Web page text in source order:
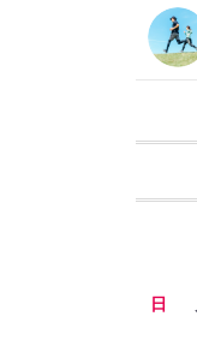
日